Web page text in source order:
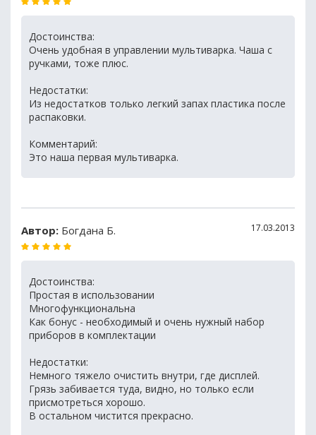
Достоинства:
Очень удобная в управлении мультиварка. Чаша с
ручками, тоже плюс.
Недостатки:
Из недостатков только легкий запах пластика после
распаковки.
Комментарий:
Это наша первая мультиварка.
Автор: Богдана Б. 17.03.2013
Достоинства:
Простая в использовании
Многофункциональна
Как бонус - необходимый и очень нужный набор
приборов в комплектации
Недостатки:
Немного тяжело очистить внутри, где дисплей.
Грязь забивается туда, видно, но только если
присмотреться хорошо.
В остальном чистится прекрасно.